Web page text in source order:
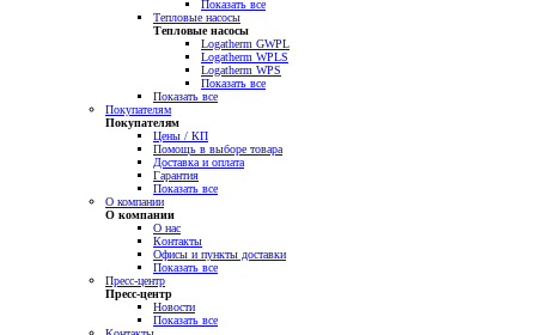
Показать все
Тепловые насосы
Тепловые насосы
Logatherm GWPL
Logatherm WPLS
Logatherm WPS
Показать все
Показать все
Покупателям
Покупателям
Цены / КП
Помощь в выборе товара
Доставка и оплата
Гарантия
Показать все
О компании
О компании
О нас
Контакты
Офисы и пункты доставки
Показать все
Пресс-центр
Пресс-центр
Новости
Показать все